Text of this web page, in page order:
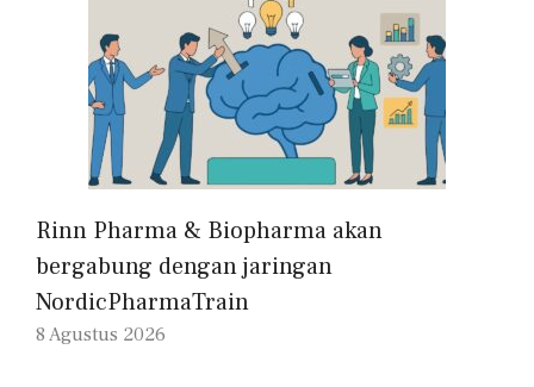
Rinn Pharma & Biopharma akan
bergabung dengan jaringan
NordicPharmaTrain
8 Agustus 2026